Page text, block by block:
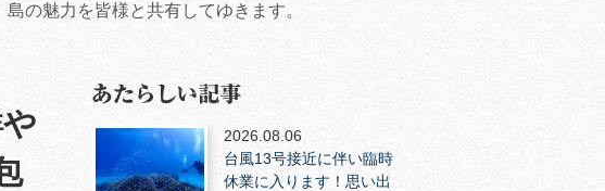
の魅力を皆様と共有してゆきます。
2026.08.06
台風13号接近に伴い臨時
休業に入ります！思い出